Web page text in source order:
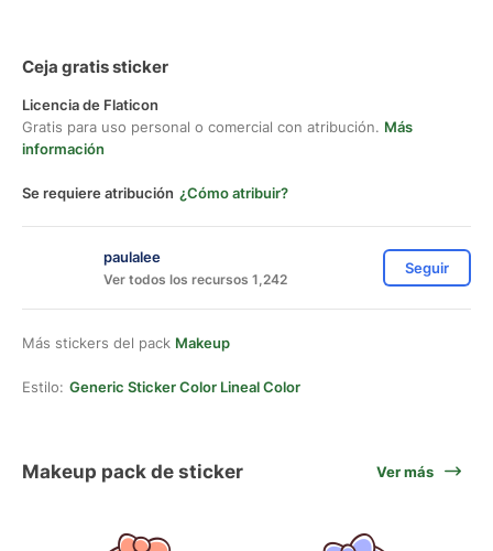
Ceja gratis sticker
Licencia de Flaticon
Gratis para uso personal o comercial con atribución. Más
información
Se requiere atribución ¿Cómo atribuir?
paulalee
Ver todos los recursos 1,242
Seguir
Más stickers del pack Makeup
Estilo: Generic Sticker Color Lineal Color
Makeup pack de sticker Ver más